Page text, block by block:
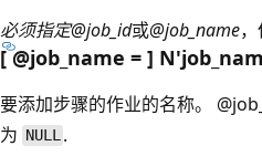
必须指定@job_id或@job_name
[ @job_name = ]
要添加步骤的作业的名称。
为 NULL .